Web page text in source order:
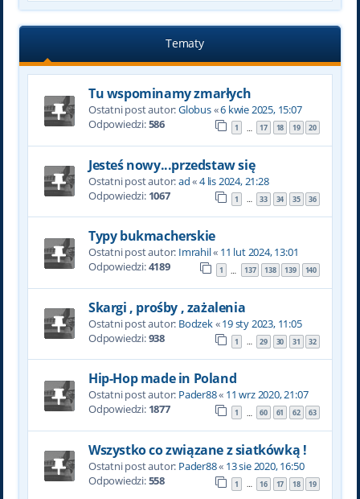
Tematy
Tu wspominamy zmarłych
Ostatni post autor:Globus«6 kwie 2025, 15:07
Odpowiedzi:586 1 … 17 18 19 20
Jesteś nowy...przedstaw się
Ostatni post autor:ad«4 lis 2024, 21:28
Odpowiedzi: 1067 1 … 33 34 35 36
Typy bukmacherskie
Ostatni post autor: Imrahil« 11 lut 2024, 13:01
Odpowiedzi:4189 1 … 137 138 139 140
Skargi , prośby , zażalenia
Ostatni post autor: Bodzek«19 sty 2023, 11:05
Odpowiedzi:938 1 … 29 30 31 32
Hip-Hop made in Poland
Ostatni post autor: Pader88« 11 wrz 2020, 21:07
Odpowiedzi: 1877 1 … 60 61 62 63
Wszystko co związane z siatkówką !
Ostatni post autor: Pader88« 13 sie 2020, 16:50
Odpowiedzi:558 1 … 16 17 18 19